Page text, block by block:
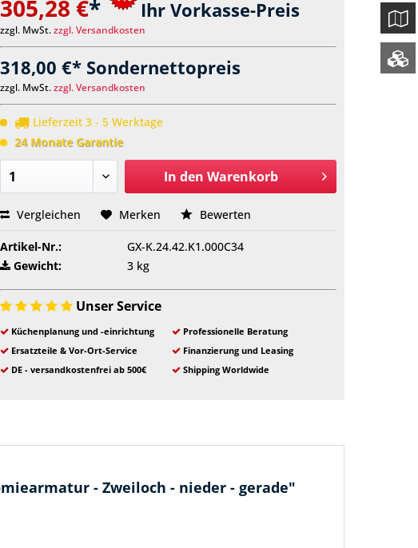
305,28 €* Ihr Vorkasse-Preis
zzgl. MwSt.zzgl. Versandkosten
318,00 €* Sondernettopreis
zzgl. MwSt.zzgl. Versandkosten
Lieferzeit 3 - 5 Werktage
24 Monate Garantie
In den Warenkorb
Vergleichen Merken Bewerten
Artikel-Nr.:
GX-K.24.42.K1.000C34
Gewicht:
3 kg
Unser Service
Küchenplanung und -einrichtung
Professionelle Beratung
Ersatzteile & Vor-Ort-Service
Finanzierung und Leasing
DE - versandkostenfrei ab 500€
Shipping Worldwide
- Zweiloch - nieder - gerade"